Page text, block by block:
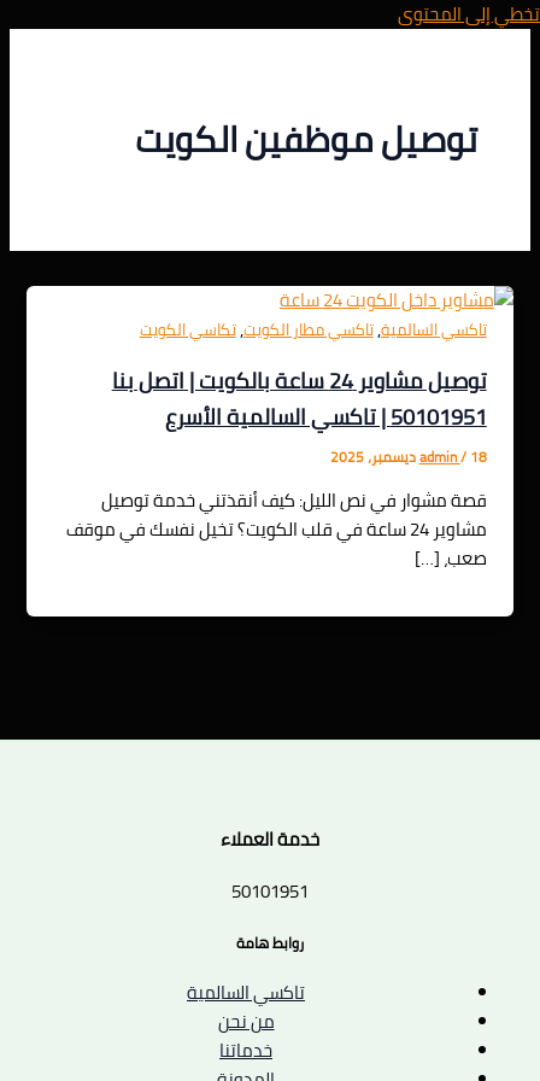
تخطي إلى المحتوى
توصيل موظفين الكويت
تاكسي السالمية,تاكسي مطار الكويت,تكاسي الكويت
توصيل مشاوير 24 ساعة بالكويت | اتصل بنا
50101951 | تاكسي السالمية الأسرع
admin/18 ديسمبر، 2025
قصة مشوار في نص الليل: كيف أنقذتني خدمة توصيل
مشاوير 24 ساعة في قلب الكويت؟ تخيل نفسك في موقف
صعب، […]
خدمة العملاء
50101951
روابط هامة
تاكسي السالمية
من نحن
خدماتنا